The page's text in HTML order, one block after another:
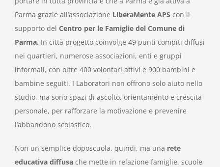
Parma grazie all’associazione LiberaMente APS con il
supporto del Centro per le Famiglie del Comune di
Parma. In città progetto coinvolge 49 punti compiti diffusi
nei quartieri, numerose associazioni, enti e gruppi
informali, con oltre 400 volontari attivi e 900 bambini e
bambine seguiti. I Laboratori non offrono solo aiuto nello
studio, ma sono spazi di ascolto, orientamento e crescita
personale, per rafforzare la motivazione e prevenire
l’abbandono scolastico.
Non un semplice doposcuola, quindi, ma una rete
educativa diffusache mette in relazione famiglie, scuole